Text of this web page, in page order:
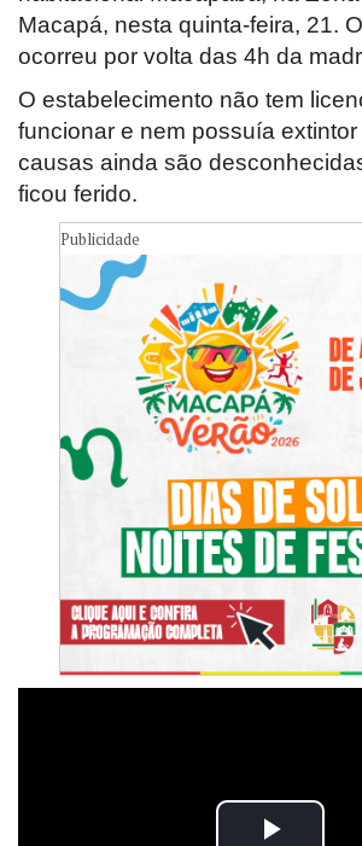
Macapá, nesta quinta-feira, 21.
ocorreu por volta das 4h da
O estabelecimento não tem
funcionar e nem possuía
causas ainda são
ficou ferido.
Publicidade